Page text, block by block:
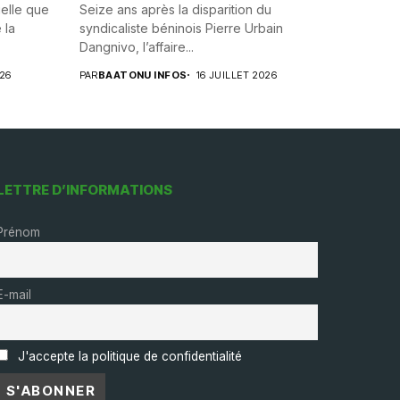
que
la
Seize ans après la disparition du
syndicaliste béninois Pierre Urbain
Dangnivo, l’affaire...
PARBAATONU INFOS 16 JUILLET 2026
D’INFORMATIONS
mail
J'accepte la politique de confidentialité